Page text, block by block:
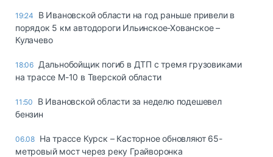
19:24
В Ивановской области на год раньше привели в
порядок 5 км автодороги Ильинское-Хованское –
Кулачево
18:06 Дальнобойщик погиб в ДТП с тремя грузовиками
на трассе М-10 в Тверской области
11:50
В Ивановской области за неделю подешевел
бензин
06.08 На трассе Курск – Касторное обновляют 65-
метровый мост через реку Грайворонка